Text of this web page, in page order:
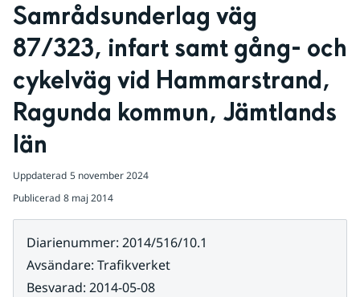
Samrådsunderlag väg
87/323, infart samt gång- och
cykelväg vid Hammarstrand,
Ragunda kommun, Jämtlands
län
Uppdaterad 5 november 2024
Publicerad 8 maj 2014
Diarienummer: 2014/516/10.1
Avsändare: Trafikverket
Besvarad: 2014-05-08